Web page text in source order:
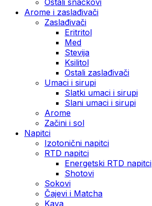
Arome i zaslađivači
Zaslađivači
Eritritol
Med
Stevija
Ksilitol
Ostali zaslađivači
Umaci i sirupi
Slatki umaci i sirupi
Slani umaci i sirupi
Arome
Začini i sol
Napitci
Izotonični napitci
RTD napitci
Energetski RTD napitci
Shotovi
Sokovi
Čajevi i Matcha
Kava